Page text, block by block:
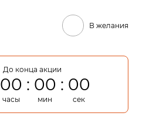
В желания
До конца акции
00
часы
00
мин
00
сек